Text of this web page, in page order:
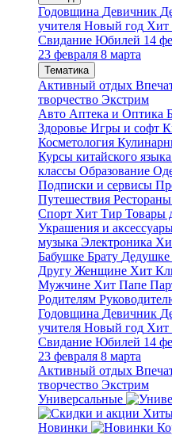
Годовщина Девичник
учителя Новый год Хит
Свидание Юбилей 14
23 февраля 8 марта
Тематика
Активный отдых
творчество Экстрим
Авто Аптека и Оптика
Здоровье Игры и софт
Косметология
Курсы китайского языка
классы Образование
Подписки и сервисы
Путешествия Рестораны
Спорт Хит Тир Товары
Украшения и
музыка Электроника
Бабушке Брату Дедушке
Другу Женщине Хит
Мужчине Хит Папе
Родителям
Годовщина Девичник
учителя Новый год Хит
Свидание Юбилей 14
23 февраля 8 марта
Активный отдых
творчество Экстрим
Универсальные
Новинки